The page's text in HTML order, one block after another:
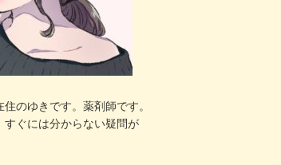
のゆきです。薬剤師です。
すぐには分からない疑問が